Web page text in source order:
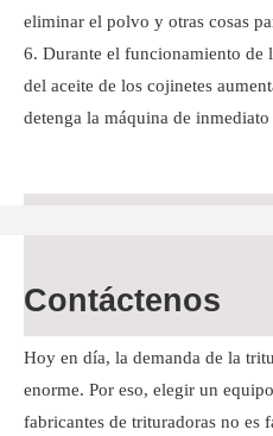
eliminar el polvo y otras cosas
Durante el funcionamiento de
del aceite de los cojinetes
detenga la máquina de
Contáctenos
Hoy en día, la demanda de la
enorme. Por eso, elegir un
fabricantes de trituradoras no es